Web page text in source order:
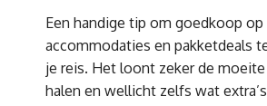
Een handige tip om goedkoop
accommodaties en pakketdeals
je reis. Het loont zeker de
halen en wellicht zelfs wat